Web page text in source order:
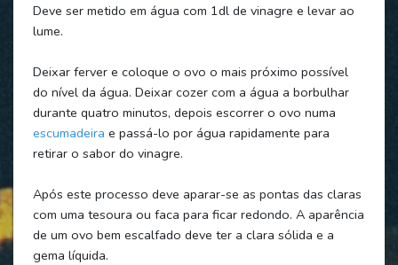
Deve ser metido em água com 1dl de vinagre e levar ao
lume.
Deixar ferver e coloque o ovo o mais próximo possível
do nível da água. Deixar cozer com a água a borbulhar
durante quatro minutos, depois escorrer o ovo numa
escumadeira e passá-lo por água rapidamente para
retirar o sabor do vinagre.
Após este processo deve aparar-se as pontas das claras
com uma tesoura ou faca para ficar redondo. A aparência
de um ovo bem escalfado deve ter a clara sólida e a
gema líquida.